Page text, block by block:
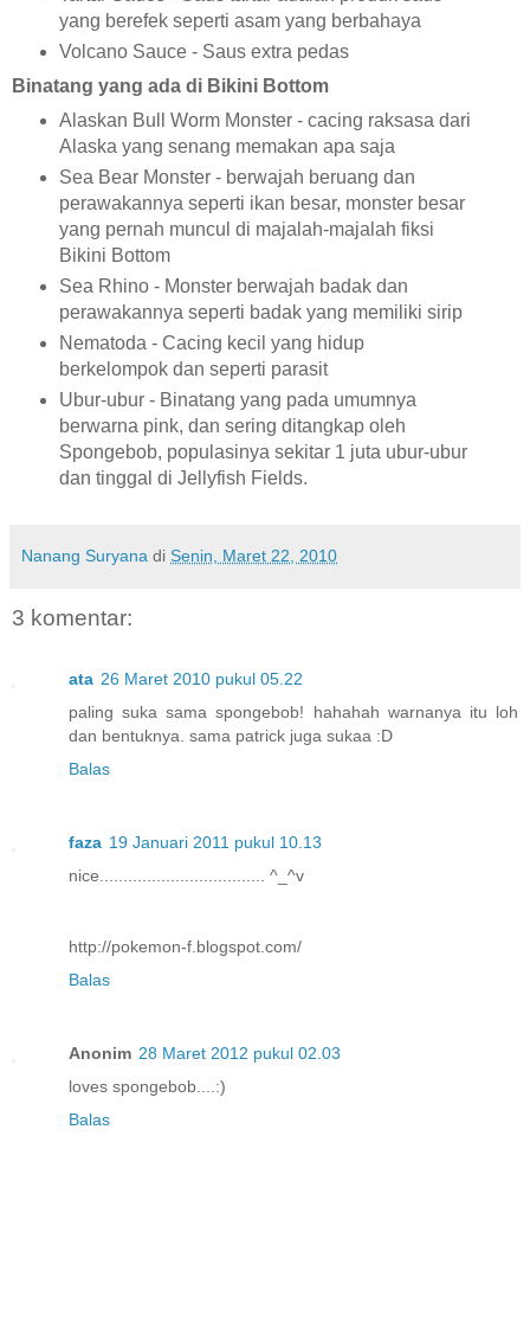
yang berefek seperti asam yang berbahaya
Volcano Sauce - Saus extra pedas
Binatang yang ada di Bikini Bottom
Alaskan Bull Worm Monster - cacing raksasa dari
Alaska yang senang memakan apa saja
Sea Bear Monster - berwajah beruang dan
perawakannya seperti ikan besar, monster besar
yang pernah muncul di majalah-majalah fiksi
Bikini Bottom
Sea Rhino - Monster berwajah badak dan
perawakannya seperti badak yang memiliki sirip
Nematoda - Cacing kecil yang hidup
berkelompok dan seperti parasit
Ubur-ubur - Binatang yang pada umumnya
berwarna pink, dan sering ditangkap oleh
Spongebob, populasinya sekitar 1 juta ubur-ubur
dan tinggal di Jellyfish Fields.
Nanang Suryana di Senin, Maret 22, 2010
3 komentar:
ata 26 Maret 2010 pukul 05.22
paling suka sama spongebob! hahahah warnanya itu loh
dan bentuknya. sama patrick juga sukaa :D
Balas
faza 19 Januari 2011 pukul 10.13
nice................................... ^_^v
http://pokemon-f.blogspot.com/
Balas
Anonim 28 Maret 2012 pukul 02.03
loves spongebob....:)
Balas